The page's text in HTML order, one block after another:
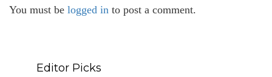
You must be logged in to post a comment.
Editor Picks